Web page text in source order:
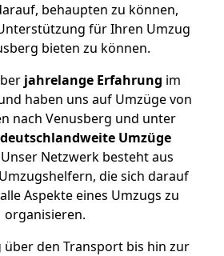
behaupten zu können,
für Ihren Umzug
bieten zu können.
jahrelange Erfahrung im
haben uns auf Umzüge von
nach Venusberg und unter
deutschlandweite Umzüge
Unser Netzwerk besteht aus
die sich darauf
Aspekte eines Umzugs zu
organisieren.
über den Transport bis hin zur